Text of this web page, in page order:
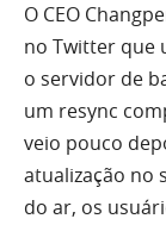
O CEO
no Twitter que
o servidor de
um resync
veio pouco
atualização no
do ar, os